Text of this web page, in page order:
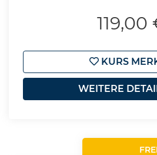
119,00
KURS
WEITERE